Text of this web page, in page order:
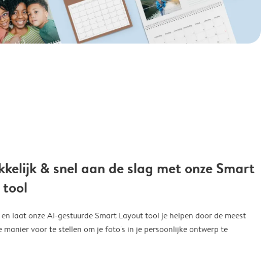
& snel aan de slag met onze Smart
tool
laat onze AI-gestuurde Smart Layout tool je helpen door de meest
manier voor te stellen om je foto's in je persoonlijke ontwerp te